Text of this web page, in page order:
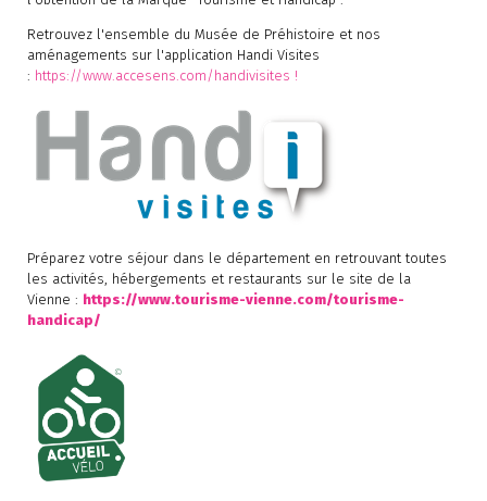
Retrouvez l'ensemble du Musée de Préhistoire et nos
aménagements sur l'application Handi Visites
: https://www.accesens.com/handivisites !
Préparez votre séjour dans le département en retrouvant toutes
les activités, hébergements et restaurants sur le site de la
Vienne : https://www.tourisme-vienne.com/tourisme-
handicap/